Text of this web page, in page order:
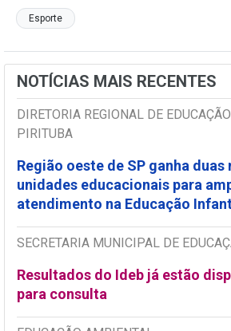
Esporte
NOTÍCIAS MAIS RECENTES
DIRETORIA REGIONAL DE EDUCAÇÃO
PIRITUBA
Região oeste de SP ganha duas
unidades educacionais para
atendimento na Educação
SECRETARIA MUNICIPAL DE
Resultados do Ideb já estão
para consulta